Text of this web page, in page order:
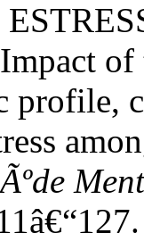
of
profile,